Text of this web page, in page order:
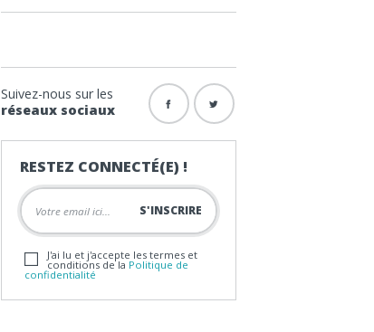
Suivez-nous sur les
réseaux sociaux
RESTEZ CONNECTÉ(E) !
J'ai lu et j'accepte les termes et
conditions de la Politique de
confidentialité